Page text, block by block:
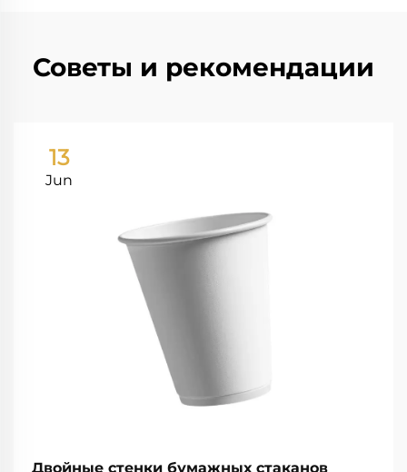
Советы и рекомендации
13
Jun
Двойные стенки бумажных стаканов